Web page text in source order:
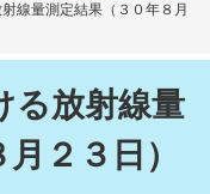
別
ー
線量測定結果（３０年８月
る放射線量
２３日）